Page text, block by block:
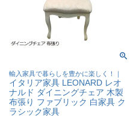
輸入家具で暮らしを豊かに楽しく！｜
イタリア家具 LEONARD レオ
ナルド ダイニングチェア 木製
布張り ファブリック 白家具 ク
ラシック家具